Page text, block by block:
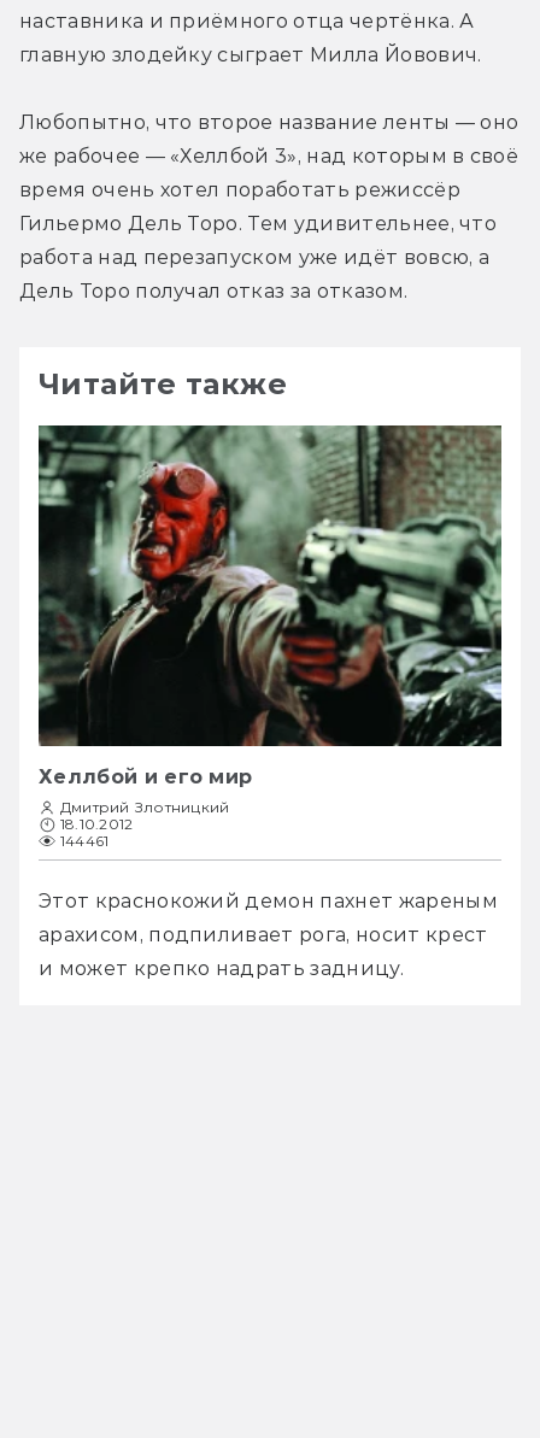
наставника и приёмного отца чертёнка. А
главную злодейку сыграет Милла Йовович.
Любопытно, что второе название ленты — оно
же рабочее — «Хеллбой 3», над которым в своё
время очень хотел поработать режиссёр
Гильермо Дель Торо. Тем удивительнее, что
работа над перезапуском уже идёт вовсю, а
Дель Торо получал отказ за отказом.
Читайте также
Хеллбой и его мир
Дмитрий Злотницкий
18.10.2012
144461
Этот краснокожий демон пахнет жареным
арахисом, подпиливает рога, носит крест
и может крепко надрать задницу.